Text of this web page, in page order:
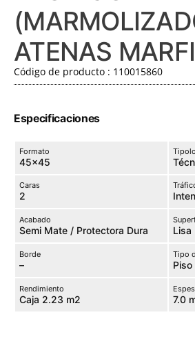
ATENAS
Código de producto : 110015860
Especificaciones
Formato
45×45
Caras
2
Acabado
Semi Mate / Protectora Dura Lisa
Borde
–
Tipo
Piso
Rendimiento
Caja 2.23 m2 7.0